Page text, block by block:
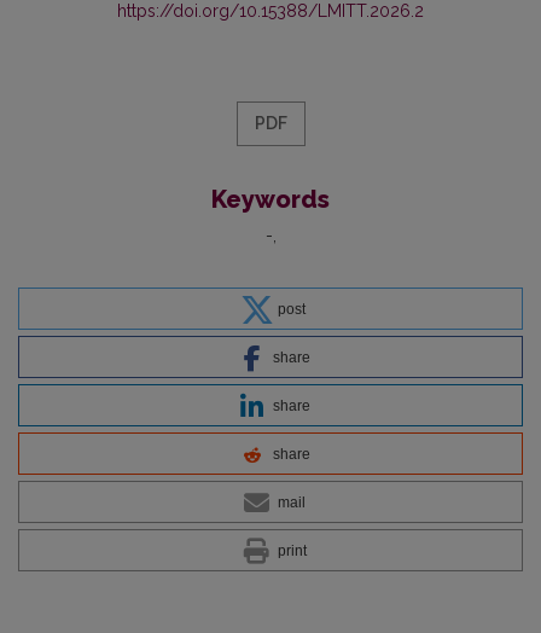
https://doi.org/10.15388/LMITT.2026.2
PDF
Keywords
-
post
share
share
share
mail
print